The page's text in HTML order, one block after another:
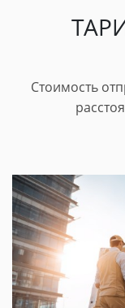
Стоимость